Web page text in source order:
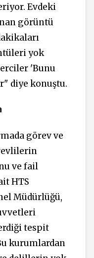
Evdeki
görüntü
yok
'Bunu
diye konuştu.
görev ve
ve fail
HTS
Müdürlüğü,
tespit
kurumlardan